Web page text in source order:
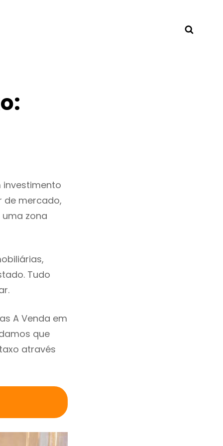
investimento
de mercado,
zona
Tudo
A Venda em
que
através